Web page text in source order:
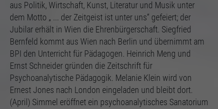
aus Politik, Wirtschaft, Kunst, Literatur und Musik unter
dem Motto „ ... der Zeitgeist ist unter uns“ gefeiert; der
Jubilar erhält in Wien die Ehrenbürgerschaft. Siegfried
Bernfeld kommt aus Wien nach Berlin und übernimmt am
BPI den Unterricht für Pädagogen. Heinrich Meng und
Ernst Schneider gründen die Zeitschrift für
Psychoanalytische Pädagogik. Melanie Klein wird von
Ernest Jones nach London eingeladen und bleibt dort.
(April) Simmel eröffnet ein psychoanalytisches Sanatorium